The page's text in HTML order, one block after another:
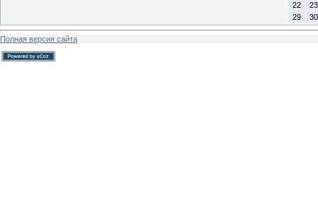
22
23
29
30
Полная версия сайта